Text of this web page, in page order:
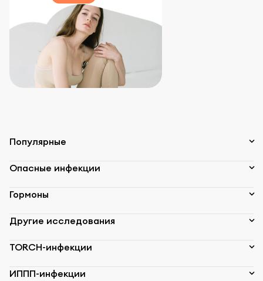
Популярные
Опасные инфекции
Гормоны
Другие исследования
TORCH-инфекции
ИППП-инфекции